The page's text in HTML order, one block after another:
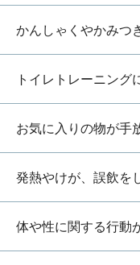
かんしゃくやかみつ
トイレトレーニング
お気に入りの物が手
発熱やけが、誤飲を
体や性に関する行動